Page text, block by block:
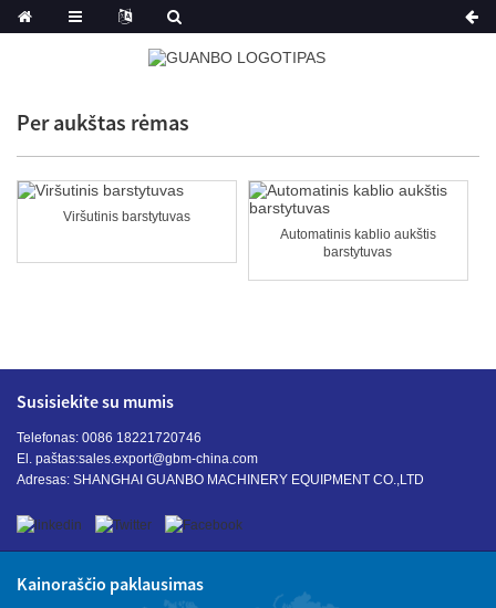
Per aukštas rėmas
Viršutinis barstytuvas
Automatinis kablio aukštis
barstytuvas
Susisiekite su mumis
Telefonas: 0086 18221720746
El. paštas:sales.export@gbm-china.com
Adresas: SHANGHAI GUANBO MACHINERY EQUIPMENT CO.,LTD
Kainoraščio paklausimas